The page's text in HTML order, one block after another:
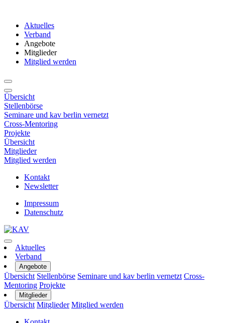
Aktuelles
Verband
Angebote
Mitglieder
Mitglied werden
Übersicht
Stellenbörse
Seminare und kav berlin vernetzt
Cross-Mentoring
Projekte
Übersicht
Mitglieder
Mitglied werden
Kontakt
Newsletter
Impressum
Datenschutz
Aktuelles
Verband
Angebote
Übersicht Stellenbörse Seminare und kav berlin vernetzt Cross-
Mentoring Projekte
Mitglieder
Übersicht Mitglieder Mitglied werden